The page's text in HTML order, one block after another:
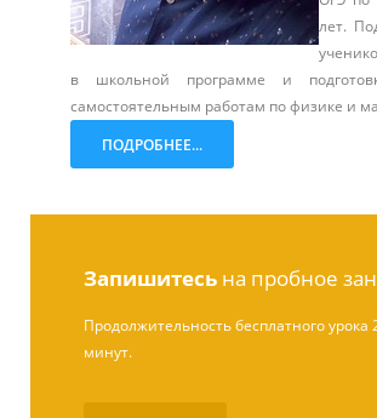
лет.
в школьной программе и
самостоятельным работам по физике и
ПОДРОБНЕЕ...
Запишитесьна пробное
Продолжительность бесплатного урока
минут.